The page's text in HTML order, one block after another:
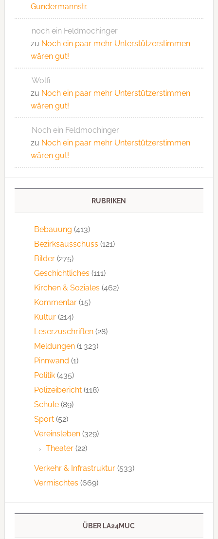
Gundermannstr.
noch ein Feldmochinger
zu Noch ein paar mehr Unterstützerstimmen
wären gut!
Wolfi
zu Noch ein paar mehr Unterstützerstimmen
wären gut!
Noch ein Feldmochinger
zu Noch ein paar mehr Unterstützerstimmen
wären gut!
RUBRIKEN
Bebauung (413)
Bezirksausschuss (121)
Bilder(275)
Geschichtliches (111)
Kirchen & Soziales (462)
Kommentar(15)
Kultur(214)
Leserzuschriften(28)
Meldungen(1.323)
Pinnwand (1)
Politik(435)
Polizeibericht(118)
Schule(89)
Sport(52)
Vereinsleben(329)
Theater(22)
Verkehr & Infrastruktur(533)
Vermischtes (669)
ÜBER LA24MUC